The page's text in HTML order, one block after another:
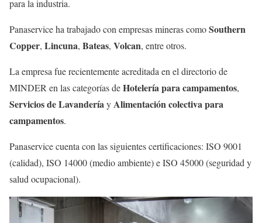
para la industria.
Panaservice ha trabajado con empresas mineras comoSouthern
Copper, Lincuna, Bateas, Volcan, entre otros.
La empresa fue recientemente acreditada en el directorio de
MINDER en las categorías deHotelería para campamentos,
Servicios de LavanderíayAlimentación colectiva para
campamentos.
Panaservice cuenta con las siguientes certificaciones: ISO 9001
(calidad), ISO 14000 (medio ambiente) e ISO 45000 (seguridad y
salud ocupacional).